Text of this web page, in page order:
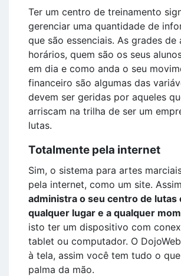
Ter um centro de treinamento
gerenciar uma quantidade de
que são essenciais. As grades de
horários, quem são os seus
em dia e como anda o seu
financeiro são algumas das
devem ser geridas por aqueles
arriscam na trilha de ser um
lutas.
Totalmente pela internet
Sim, o sistema para artes
pela internet, como um site.
administra o seu centro de lutas
qualquer lugar e a qualquer
isto ter um dispositivo com
tablet ou computador. O
à tela, assim você tem tudo o
palma da mão.